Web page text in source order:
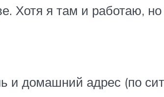
Хотя я там и работаю,
и домашний адрес (по